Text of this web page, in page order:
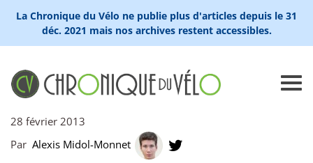
La Chronique du Vélo ne publie plus d'articles depuis le 31
déc. 2021 mais nos archives restent accessibles.
28 février 2013
Par Alexis Midol-Monnet